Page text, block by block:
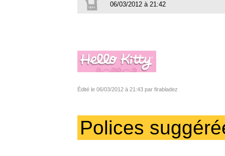
06/03/2012 à 21:42
Édité le 06/03/2012 à 21:43 par firabladez
Polices